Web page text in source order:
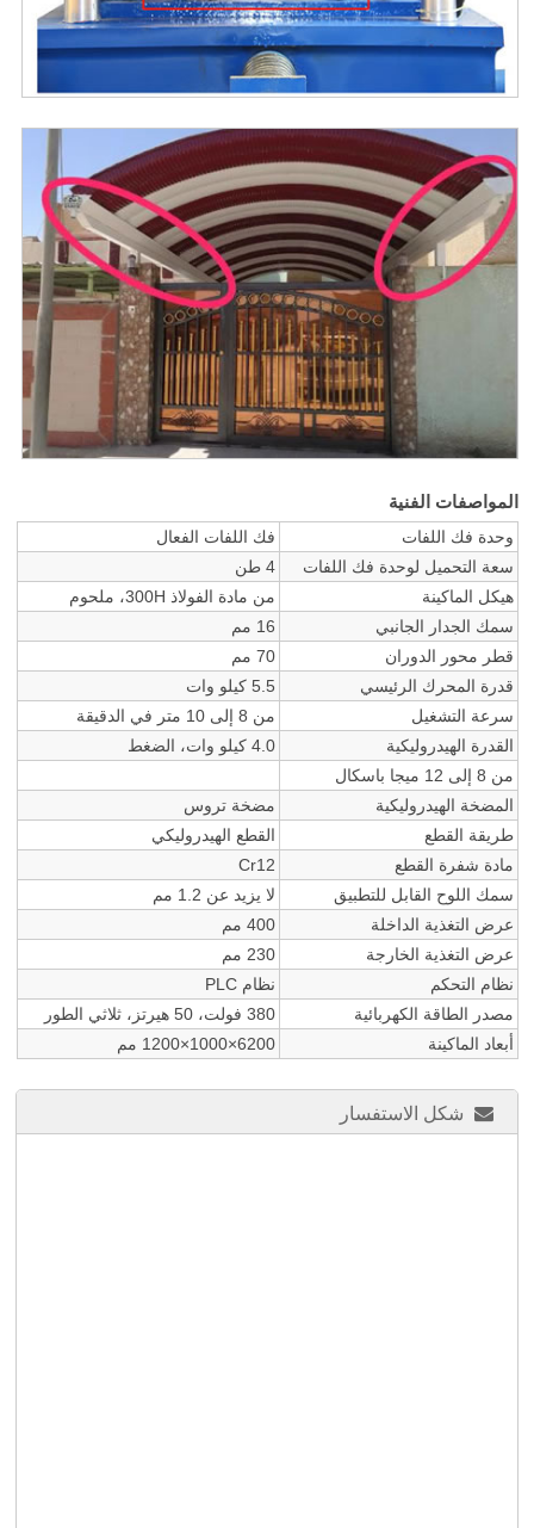
المواصفات الفنية
وحدة فك اللفات
فك اللفات الفعال
سعة التحميل لوحدة فك اللفات
4 طن
هيكل الماكينة
من مادة الفولاذ 300H، ملحوم
سمك الجدار الجانبي
16 مم
قطر محور الدوران
70 مم
قدرة المحرك الرئيسي
5.5 كيلو وات
سرعة التشغيل
من 8 إلى 10 متر في الدقيقة
القدرة الهيدروليكية
4.0 كيلو وات، الضغط
من 8 إلى 12 ميجا باسكال
المضخة الهيدروليكية
مضخة تروس
طريقة القطع
القطع الهيدروليكي
مادة شفرة القطع
Cr12
سمك اللوح القابل للتطبيق
لا يزيد عن 1.2 مم
عرض التغذية الداخلة
400 مم
عرض التغذية الخارجة
230 مم
نظام التحكم
نظام PLC
مصدر الطاقة الكهربائية
380 فولت، 50 هيرتز، ثلاثي الطور
أبعاد الماكينة
6200×1000×1200 مم
شكل الاستفسار